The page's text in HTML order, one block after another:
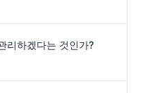
리하겠다는 것인가?